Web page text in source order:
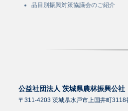
品目別振興対策協議会のご紹介
公益社団法人 茨城県農林振興公社
〒311-4203 茨城県水戸市上国井町